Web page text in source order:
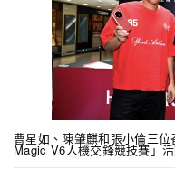
曹星如、陳肇麒和張小倫三
Magic V6人機交鋒競技賽」